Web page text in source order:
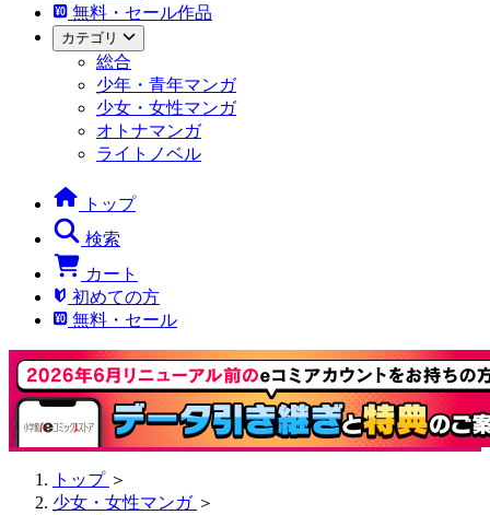
無料・セール作品
カテゴリ
総合
少年・青年マンガ
少女・女性マンガ
オトナマンガ
ライトノベル
トップ
検索
カート
初めての方
無料・セール
トップ ＞
少女・女性マンガ ＞